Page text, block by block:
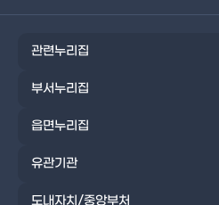
관련누리집
부서누리집
읍면누리집
유관기관
도내자치/중앙부처